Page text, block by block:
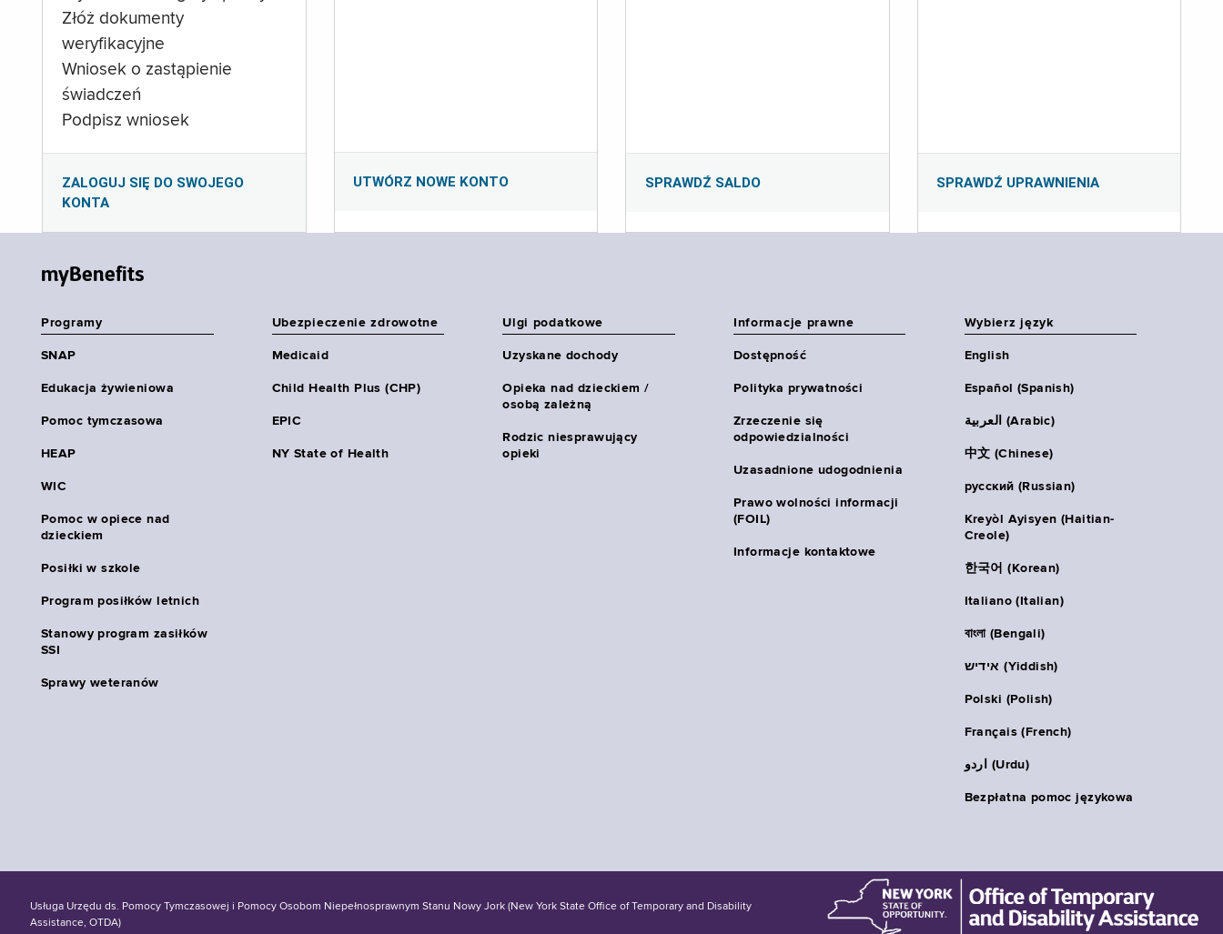
Złóż dokumenty
weryfikacyjne
Wniosek o zastąpienie
świadczeń
Podpisz wniosek
ZALOGUJ SIĘ DO SWOJEGO
KONTA
UTWÓRZ NOWE KONTO SPRAWDŹ SALDO SPRAWDŹ UPRAWNIENIA
myBenefits
Programy
SNAP
Edukacja żywieniowa
Pomoc tymczasowa
HEAP
WIC
Pomoc w opiece nad
dzieckiem
Posiłki w szkole
Program posiłków letnich
Stanowy program zasiłków
SSI
Sprawy weteranów
Ubezpieczenie zdrowotne
Medicaid
Child Health Plus (CHP)
EPIC
NY State of Health
Ulgi podatkowe
Uzyskane dochody
Opieka nad dzieckiem /
osobą zależną
Rodzic niesprawujący
opieki
Informacje prawne
Dostępność
Polityka prywatności
Zrzeczenie się
odpowiedzialności
Uzasadnione udogodnienia
Prawo wolności informacji
(FOIL)
Informacje kontaktowe
Wybierz język
English
Español (Spanish)
العربية (Arabic)
中文 (Chinese)
русский (Russian)
Kreyòl Ayisyen (Haitian-
Creole)
한국어 (Korean)
Italiano (Italian)
বাংলা (Bengali)
אידיש (Yiddish)
Polski (Polish)
Français (French)
اردو (Urdu)
Bezpłatna pomoc językowa
Usługa Urzędu ds. Pomocy Tymczasowej i Pomocy Osobom Niepełnosprawnym Stanu Nowy Jork (New York State Office of Temporary and Disability
Assistance, OTDA)